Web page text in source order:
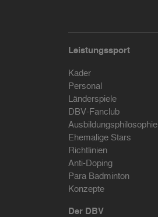
Leistungssport
Kader
Personal
Länderspiele
DBV-Fanclub
Ausbildungsphilosophie
Ehemalige Stars
Richtlinien
Anti-Doping
Para Badminton
Konzepte
Der DBV